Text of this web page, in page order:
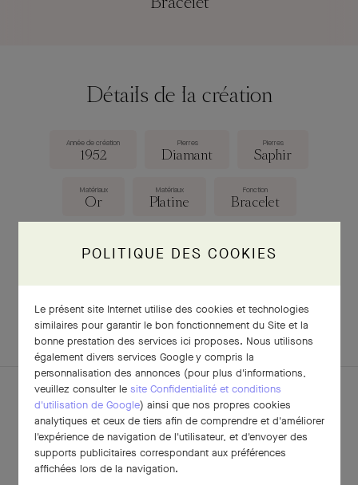
Bracelet
Détails de la création
Année de création
1952
Pierres
Diamant
Pierres
Saphir
Matériaux
Or
Matériaux
Platine
Fonction
Bracelet
188 × 23 mm
TÉLÉCHARGER LA FICHE
POUR APPROFONDIR
POLITIQUE DES COOKIES
Le présent site Internet utilise des cookies et technologies
similaires pour garantir le bon fonctionnement du Site et la
bonne prestation des services ici proposes. Nous utilisons
également divers services Google y compris la
personnalisation des annonces (pour plus d'informations,
veuillez consulter le site Confidentialité et conditions
d'utilisation de Google) ainsi que nos propres cookies
analytiques et ceux de tiers afin de comprendre et d'améliorer
l'expérience de navigation de l'utilisateur, et d'envoyer des
supports publicitaires correspondant aux préférences
affichées lors de la navigation.